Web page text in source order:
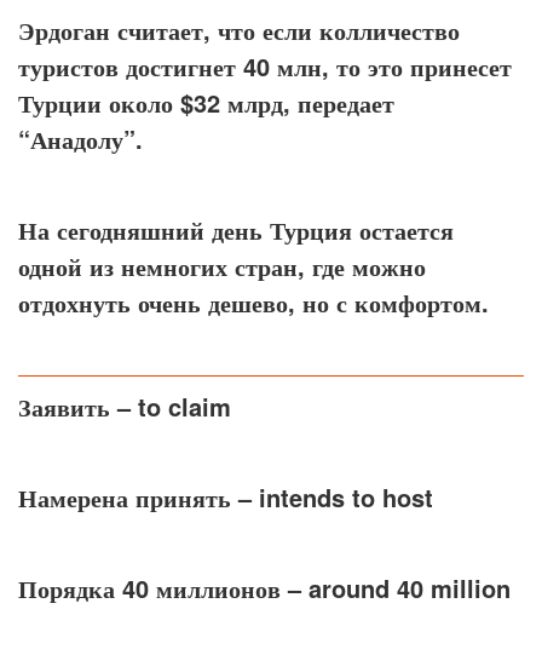
Эрдоган считает, что если колличество
туристов достигнет 40 млн, то это принесет
Турции около $32 млрд, передает
“Анадолу”.
На сегодняшний день Турция остается
одной из немногих стран, где можно
отдохнуть очень дешево, но с комфортом.
Заявить – to claim
Намерена принять – intends to host
Порядка 40 миллионов– around 40 million